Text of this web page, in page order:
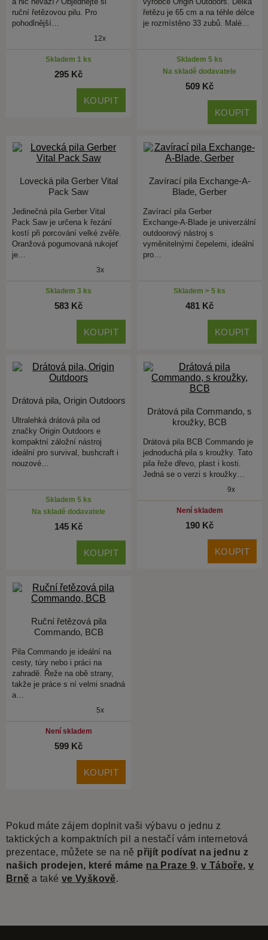
ruční řetězovou pilu. Pro
pohodlnější…
12x
Skladem 1 ks
295 Kč
KOUPIT
řetězu je 65 cm a na téhle délce
je rozmístěno 33 zubů. Malé…
Skladem 5 ks
Na skladě dodavatele
509 Kč
KOUPIT
Lovecká pila Gerber Vital
Pack Saw
Jedinečná pila Gerber Vital
Pack Saw je určena k řezání
kostí při porcování velké zvěře.
Oranžová pogumovaná rukojeť
je…
3x
Skladem 3 ks
583 Kč
KOUPIT
Zavírací pila Exchange-A-
Blade, Gerber
Zavírací pila Gerber
Exchange‑A‑Blade je univerzální
outdoorový nástroj s
vyměnitelnými čepelemi, ideální
pro…
Skladem > 5 ks
481 Kč
KOUPIT
Drátová pila, Origin Outdoors
Ultralehká drátová pila od
značky Origin Outdoors e
kompaktní záložní nástroj
ideální pro survival, bushcraft i
nouzové…
Skladem 5 ks
Na skladě dodavatele
145 Kč
KOUPIT
Drátová pila Commando, s
kroužky, BCB
Drátová pila BCB Commando je
jednoduchá pila s kroužky. Tato
pila řeže dřevo, plast i kosti.
Jedná se o verzi s kroužky…
9x
Není skladem
190 Kč
KOUPIT
Ruční řetězová pila
Commando, BCB
Pila Commando je ideální na
cesty, túry nebo i práci na
zahradě. Řeže na obě strany,
takže je práce s ní velmi snadná
a…
5x
Není skladem
599 Kč
KOUPIT
Pokud máte zájem doplnit vaši výbavu o jednu z
taktických a kompaktních pil a nestačí vám internetová
prezentace, můžete se na ně přijít podívat na jednu z
našich prodejen, které máme na Praze 9,v Táboře,v
Brně a také ve Vyškově.